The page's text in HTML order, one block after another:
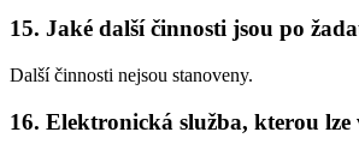
15. Jaké další činnosti jsou po
Další činnosti nejsou stanoveny.
16. Elektronická služba, kterou lze